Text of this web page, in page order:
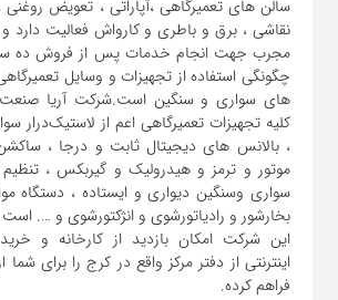
سالن های تعمیرگاهی ،آپاراتی ، تعویض
نقاشی ، برق و باطری و کارواش فعالیت دارد
مجرب جهت انجام خدمات پس از فروش ده
چگونگی استفاده از تجهیزات و وسایل
های سواری و سنگین است.شرکت آریا صنعت
کلیه تجهیزات تعمیرگاهی اعم از لاستیک‌درار
، بالانس های دیجیتال ثابت و درجا ،
موتور و ترمز و هیدرولیک و گیربکس ، تنظیم
سواری و‌سنگین دیواری و ایستاده ، دستگاه
این شرکت امکان بازدید از کارخانه و
اینترنتی از دفتر مرکز واقع در کرج را برای شما
فراهم کرده.